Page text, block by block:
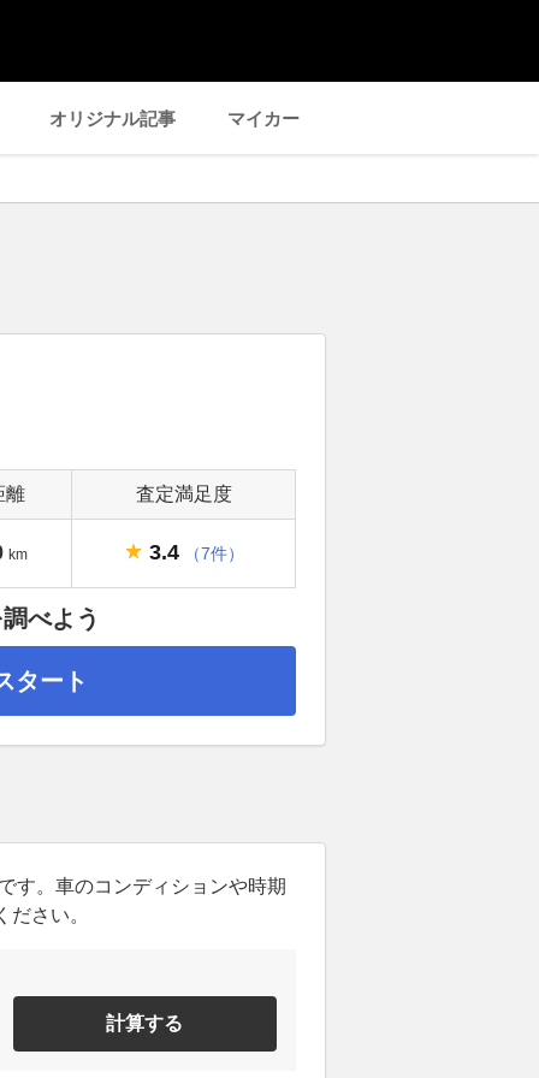
オリジナル記事 マイカー
離 査定満足度
km 3.4 （7件）
べよう
タート
す。車のコンディションや時期
さい。
計算する